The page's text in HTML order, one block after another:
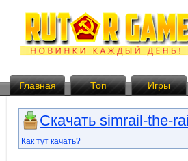
Главная Топ Игры
Скачать simrail-the-
Как тут качать?